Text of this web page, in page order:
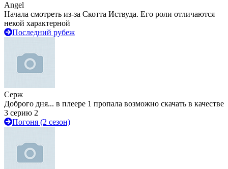
Angel
Начала смотреть из-за Скотта Иствуда. Его роли отличаются
некой характерной
Последний рубеж
Серж
Доброго дня... в плеере 1 пропала возможно скачать в качестве
3 серию 2
Погоня (2 сезон)